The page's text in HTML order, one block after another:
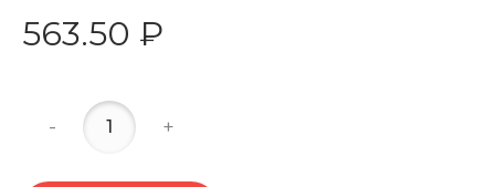
563.50 ₽
- +